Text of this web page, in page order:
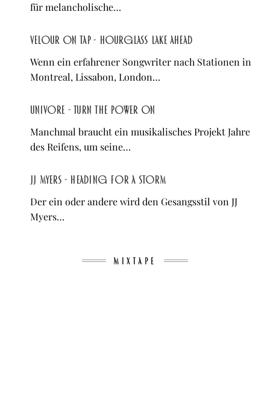
für melancholische…
Velour on Tap - Hourglass Lake Ahead
Wenn ein erfahrener Songwriter nach Stationen in
Montreal, Lissabon, London…
Univore - Turn the Power On
Manchmal braucht ein musikalisches Projekt Jahre
des Reifens, um seine…
JJ Myers - Heading For A Storm
Der ein oder andere wird den Gesangsstil von JJ
Myers…
MIXTAPE